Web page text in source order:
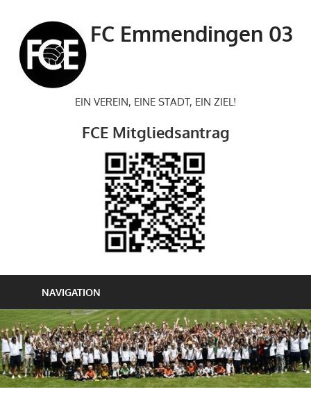
springen
FC Emmendingen 03
EIN VEREIN, EINE STADT, EIN ZIEL!
FCE Mitgliedsantrag
NAVIGATION